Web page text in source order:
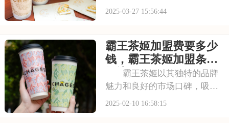
品和亲民的价格受到了消费者
么，霸王茶姬的加盟费用到底
是多少呢？接下来，我们就为
您揭晓答案。下面就
2025-03-27 15:56:44
霸王茶姬加盟费要多少
钱，霸王茶姬加盟条件
及流程
霸王茶姬以其独特的品牌
魅力和良好的市场口碑，吸引
了众多创业者的目光。对于那
2025-02-10 16:58:15